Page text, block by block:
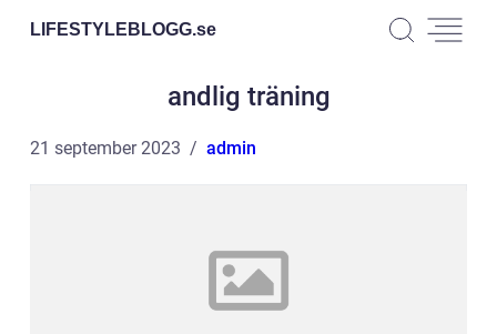
LIFESTYLEBLOGG.se
andlig träning
21 september 2023 admin